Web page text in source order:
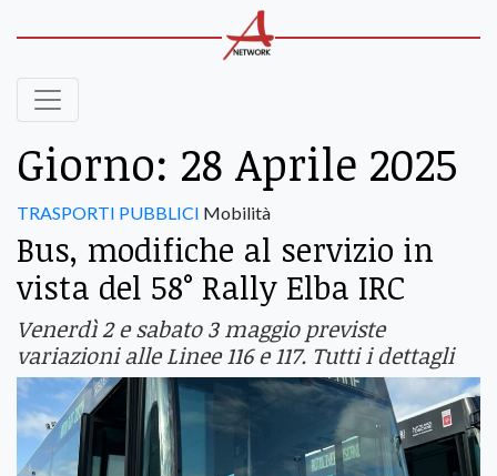
Giorno: 28 Aprile 2025
TRASPORTI PUBBLICI Mobilità
Bus, modifiche al servizio in
vista del 58° Rally Elba IRC
Venerdì 2 e sabato 3 maggio previste
variazioni alle Linee 116 e 117. Tutti i dettagli